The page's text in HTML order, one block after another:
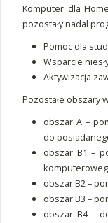
Komputer dla
pozostały nadal
Pomoc dla
Wsparcie
Aktywizacja
Pozostałe obszary
obszar A –
do
obszar B1 –
obszar B2 –
obszar B3 –
obszar B4 –